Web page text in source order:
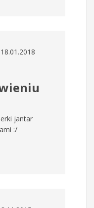
jantar
:/